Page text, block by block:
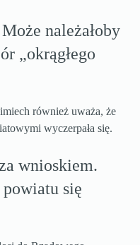
należałoby
„okrągłego
również uważa, że
wyczerpała się.
wnioskiem.
powiatu się